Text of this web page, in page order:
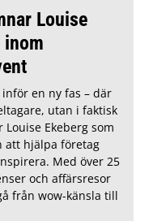
Louise
inom
en ny fas – där
utan i faktisk
Ekeberg som
att hjälpa företag
Med över 25
och affärsresor
från wow-känsla till